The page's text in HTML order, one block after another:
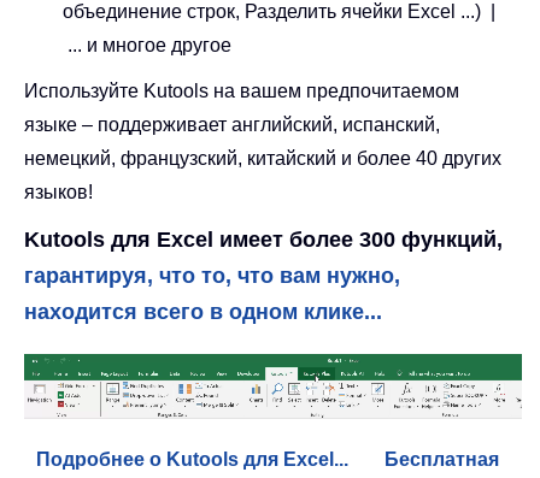
объединение строк, Разделить ячейки Excel ...) |
... и многое другое
Используйте Kutools на вашем предпочитаемом
языке – поддерживает английский, испанский,
немецкий, французский, китайский и более 40 других
языков!
Kutools для Excel имеет более 300 функций,
гарантируя, что то, что вам нужно,
находится всего в одном клике...
Подробнее о Kutools для Excel...
Бесплатная